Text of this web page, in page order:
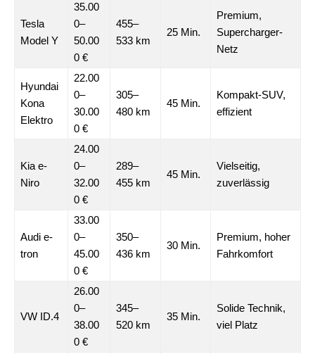
Tesla
Model Y
35.00
0–
50.00
0 €
455–
533 km
25 Min.
Premium,
Supercharger-
Netz
Hyundai
Kona
Elektro
22.00
0–
30.00
0 €
305–
480 km
45 Min.
Kompakt-SUV,
effizient
Kia e-
Niro
24.00
0–
32.00
0 €
289–
455 km
45 Min.
Vielseitig,
zuverlässig
Audi e-
tron
33.00
0–
45.00
0 €
350–
436 km
30 Min.
Premium, hoher
Fahrkomfort
VW ID.4
26.00
0–
38.00
0 €
345–
520 km
35 Min.
Solide Technik,
viel Platz